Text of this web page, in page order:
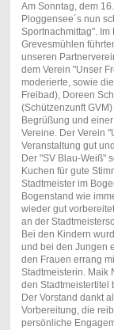
Am Sonntag, dem
Ploggensee´s nun
Sportnachmittag".
Grevesmühlen
unseren
dem Verein "Unser
moderierte, sowie
Freibad), Doreen
(Schützenzunft
Begrüßung und
Vereine. Der Verein
Veranstaltung gut
Der "SV Blau-Weiß"
Kuchen für gute
Stadtmeister im
Bogenstand wie
wieder gut
an der
Bei den Kindern
und bei den Jungen
den Frauen errang
Stadtmeisterin. Maik
den Stadtmeistertitel
Der Vorstand dankt
Vorbereitung, die
persönliche